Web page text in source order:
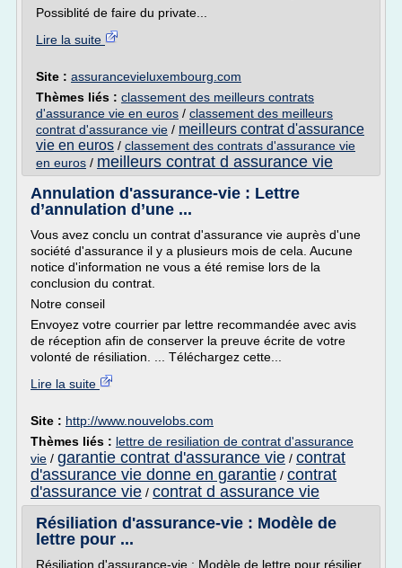
Possiblité de faire du private...
Lire la suite
Site : assurancevieluxembourg.com
Thèmes liés : classement des meilleurs contrats
d'assurance vie en euros / classement des meilleurs
contrat d'assurance vie / meilleurs contrat d'assurance
vie en euros / classement des contrats d'assurance vie
en euros / meilleurs contrat d assurance vie
Annulation d'assurance-vie : Lettre
d’annulation d’une ...
Vous avez conclu un contrat d'assurance vie auprès d'une
société d'assurance il y a plusieurs mois de cela. Aucune
notice d'information ne vous a été remise lors de la
conclusion du contrat.
Notre conseil
Envoyez votre courrier par lettre recommandée avec avis
de réception afin de conserver la preuve écrite de votre
volonté de résiliation. ... Téléchargez cette...
Lire la suite
Site : http://www.nouvelobs.com
Thèmes liés : lettre de resiliation de contrat d'assurance
vie / garantie contrat d'assurance vie / contrat
d'assurance vie donne en garantie / contrat
d'assurance vie / contrat d assurance vie
Résiliation d'assurance-vie : Modèle de
lettre pour ...
Résiliation d'assurance-vie : Modèle de lettre pour résilier